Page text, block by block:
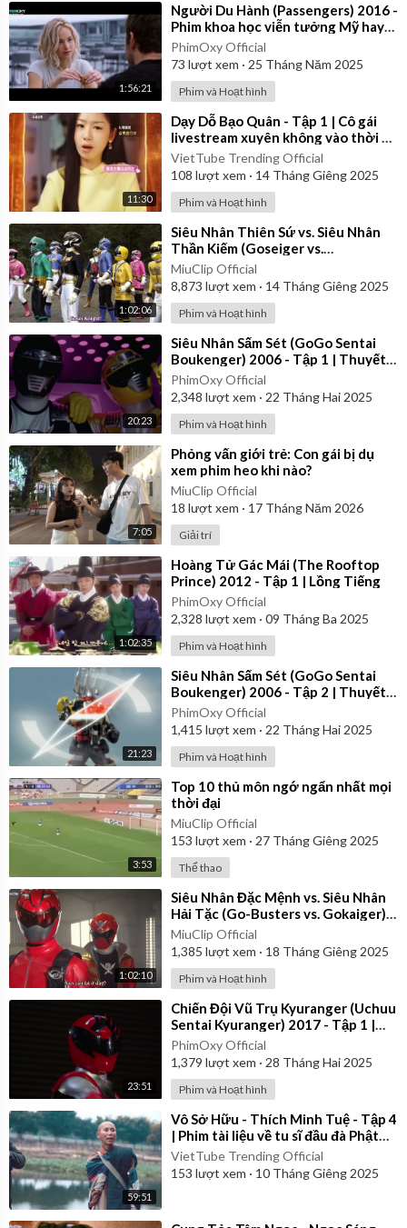
1:56:21
⁣Người Du Hành (Passengers) 2016 -
Phim khoa học viễn tưởng Mỹ hay
nhất | Vietsub
PhimOxy Official
73 lượt xem · 25 Tháng Năm 2025
Phim và Hoạt hình
11:30
⁣Dạy Dỗ Bạo Quân - Tập 1 | Cô gái
livestream xuyên không vào thời cổ
đại | Review Phim
VietTube Trending Official
108 lượt xem · 14 Tháng Giêng 2025
Phim và Hoạt hình
1:02:06
⁣Siêu Nhân Thiên Sứ vs. Siêu Nhân
Thần Kiếm (Goseiger vs.
Shinkenger) | Vietsub
MiuClip Official
8,873 lượt xem · 14 Tháng Giêng 2025
Phim và Hoạt hình
20:23
⁣Siêu Nhân Sấm Sét (GoGo Sentai
Boukenger) 2006 - Tập 1 | Thuyết
Minh
PhimOxy Official
2,348 lượt xem · 22 Tháng Hai 2025
Phim và Hoạt hình
7:05
⁣Phỏng vấn giới trẻ: Con gái bị dụ
xem phim heo khi nào?
MiuClip Official
18 lượt xem · 17 Tháng Năm 2026
Giải trí
1:02:35
⁣Hoàng Tử Gác Mái (The Rooftop
Prince) 2012 - Tập 1 | Lồng Tiếng
PhimOxy Official
2,328 lượt xem · 09 Tháng Ba 2025
Phim và Hoạt hình
21:23
⁣Siêu Nhân Sấm Sét (GoGo Sentai
Boukenger) 2006 - Tập 2 | Thuyết
Minh
PhimOxy Official
1,415 lượt xem · 22 Tháng Hai 2025
Phim và Hoạt hình
3:53
⁣Top 10 thủ môn ngớ ngẩn nhất mọi
thời đại
MiuClip Official
153 lượt xem · 27 Tháng Giêng 2025
Thể thao
1:02:10
⁣Siêu Nhân Đặc Mệnh vs. Siêu Nhân
Hải Tặc (Go-Busters vs. Gokaiger) |
Vietsub
MiuClip Official
1,385 lượt xem · 18 Tháng Giêng 2025
Phim và Hoạt hình
23:51
⁣Chiến Đội Vũ Trụ Kyuranger (Uchuu
Sentai Kyuranger) 2017 - Tập 1 |
Thuyết Minh
PhimOxy Official
1,379 lượt xem · 28 Tháng Hai 2025
Phim và Hoạt hình
59:51
⁣Vô Sở Hữu - Thích Minh Tuệ - Tập 4
| Phim tài liệu về tu sĩ đầu đà Phật
giáo Việt Nam
VietTube Trending Official
153 lượt xem · 10 Tháng Giêng 2025